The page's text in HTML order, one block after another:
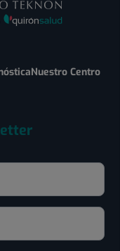
Nuestro Centro